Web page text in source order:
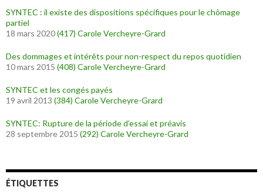
SYNTEC : il existe des dispositions spécifiques pour le chômage
partiel
18 mars 2020(417) Carole Vercheyre-Grard
Des dommages et intérêts pour non-respect du repos quotidien
10 mars 2015 (408) Carole Vercheyre-Grard
SYNTEC et les congés payés
19 avril 2013 (384) Carole Vercheyre-Grard
SYNTEC: Rupture de la période d’essai et préavis
28 septembre 2015 (292) Carole Vercheyre-Grard
ÉTIQUETTES